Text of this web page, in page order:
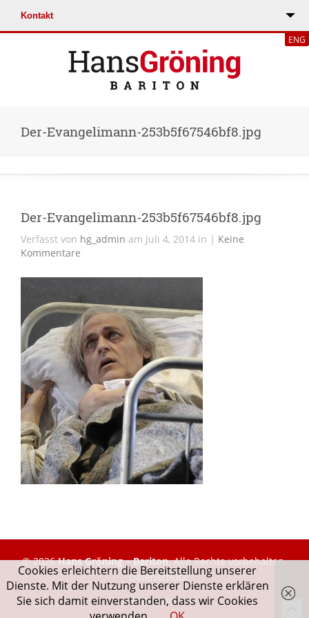
ENG
Der-Evangelimann-253b5f67546bf8.jpg
Der-Evangelimann-253b5f67546bf8.jpg
Verfasst von hg_admin am Juli 4, 2014 in | Keine
Kommentare
© 2026Hans Gröning – Bariton. Alle Rechte vorbehalten.
Datenschutz
Impressum
Cookies erleichtern die Bereitstellung unserer
Dienste. Mit der Nutzung unserer Dienste erklären
Sie sich damit einverstanden, dass wir Cookies